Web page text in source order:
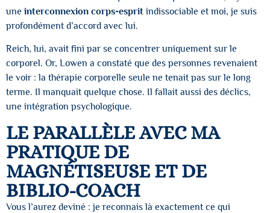
une interconnexion corps-esprit indissociable et moi, je suis
profondément d’accord avec lui.
Reich, lui, avait fini par se concentrer uniquement sur le
corporel. Or, Lowen a constaté que des personnes revenaient
le voir : la thérapie corporelle seule ne tenait pas sur le long
terme. Il manquait quelque chose. Il fallait aussi des déclics,
une intégration psychologique.
LE PARALLÈLE AVEC MA
PRATIQUE DE
MAGNÉTISEUSE ET DE
BIBLIO-COACH
Vous l’aurez deviné : je reconnais là exactement ce qui